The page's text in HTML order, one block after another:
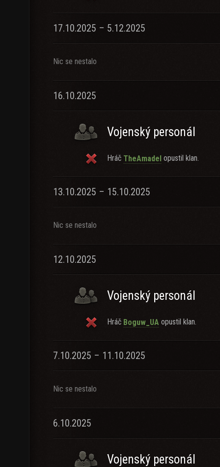
17.10.2025 – 5.12.2025
Nic se nestalo
16.10.2025
Vojenský personál
Hráč TheAmadel opustil klan.
13.10.2025 – 15.10.2025
Nic se nestalo
12.10.2025
Vojenský personál
Hráč Boguw_UA opustil klan.
7.10.2025 – 11.10.2025
Nic se nestalo
6.10.2025
Vojenský personál